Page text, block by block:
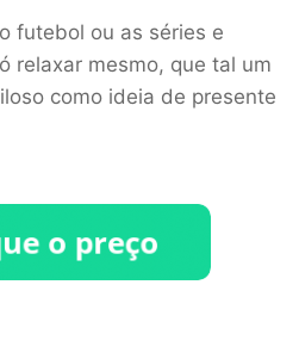
futebol ou as séries e
relaxar mesmo, que tal um
como ideia de presente